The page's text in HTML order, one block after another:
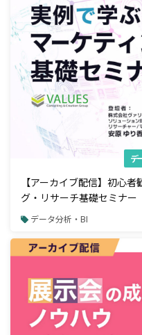
デ
【アーカイブ配信】初心
グ・リサーチ基礎セミナー
データ分析・BI